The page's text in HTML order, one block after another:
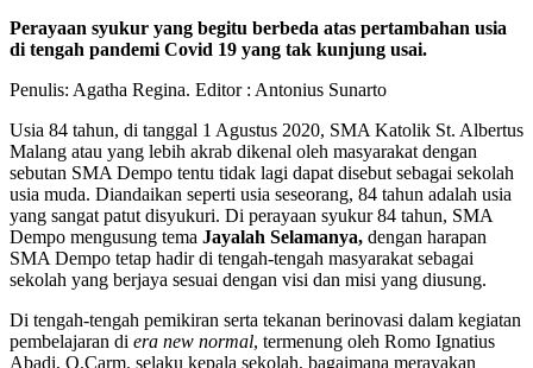
Perayaan syukur yang begitu berbeda atas pertambahan usia
di tengah pandemi Covid 19 yang tak kunjung usai.
Penulis: Agatha Regina. Editor : Antonius Sunarto
Usia 84 tahun, di tanggal 1 Agustus 2020, SMA Katolik St. Albertus
Malang atau yang lebih akrab dikenal oleh masyarakat dengan
sebutan SMA Dempo tentu tidak lagi dapat disebut sebagai sekolah
usia muda. Diandaikan seperti usia seseorang, 84 tahun adalah usia
yang sangat patut disyukuri. Di perayaan syukur 84 tahun, SMA
Dempo mengusung tema Jayalah Selamanya, dengan harapan
SMA Dempo tetap hadir di tengah-tengah masyarakat sebagai
sekolah yang berjaya sesuai dengan visi dan misi yang diusung.
Di tengah-tengah pemikiran serta tekanan berinovasi dalam kegiatan
pembelajaran di era new normal, termenung oleh Romo Ignatius
Abadi, O.Carm. selaku kepala sekolah, bagaimana merayakan